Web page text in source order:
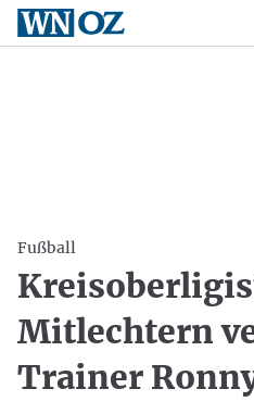
Fußball
Mitlechtern
Trainer